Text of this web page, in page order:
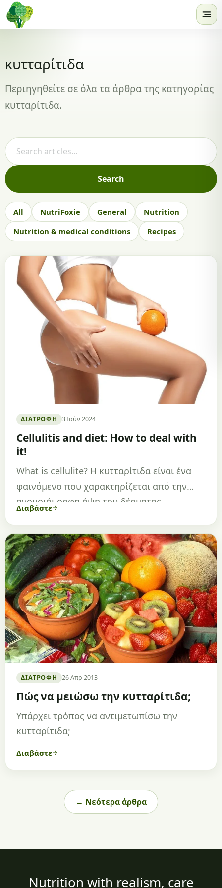
Skip to content
κυτταρίτιδα
Περιηγηθείτε σε όλα τα άρθρα της κατηγορίας
κυτταρίτιδα.
Search articles
Search
All NutriFoxie General
Nutrition
Nutrition & medical conditions
Recipes
ΔΙΑΤΡΟΦΉ 3 Ιούν 2024
Cellulitis and diet: How to deal with
it!
What is cellulite? Η κυτταρίτιδα είναι ένα
φαινόμενο που χαρακτηρίζεται από την
ανομοιόμορφη όψη του δέρματος,…
Διαβάστε
ΔΙΑΤΡΟΦΉ 26 Απρ 2013
Πώς να μειώσω την κυτταρίτιδα;
Υπάρχει τρόπος να αντιμετωπίσω την
κυτταρίτιδα;
Διαβάστε
← Νεότερα άρθρα
Nutrition with realism, care